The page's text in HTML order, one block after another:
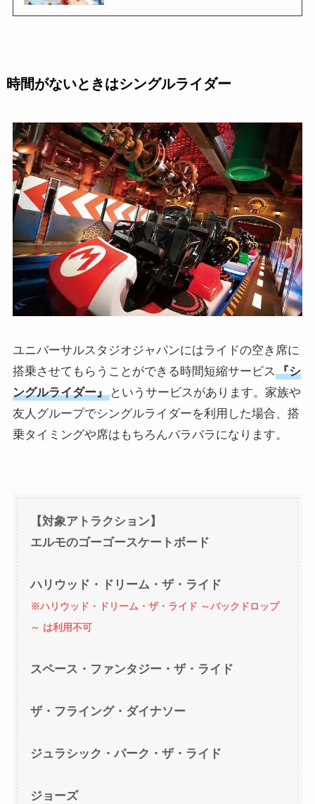
時間がないときはシングルライダー
ユニバーサルスタジオジャパンにはライドの空き席に
搭乗させてもらうことができる時間短縮サービス 『シ
ングルライダー』というサービスがあります。家族や
友人グループでシングルライダーを利用した場合、搭
乗タイミングや席はもちろんバラバラになります。
【対象アトラクション】
エルモのゴーゴースケートボード
ハリウッド・ドリーム・ザ・ライド
※ハリウッド・ドリーム・ザ・ライド ～バックドロップ
～ は利用不可
スペース・ファンタジー・ザ・ライド
ザ・フライング・ダイナソー
ジュラシック・パーク・ザ・ライド
ジョーズ